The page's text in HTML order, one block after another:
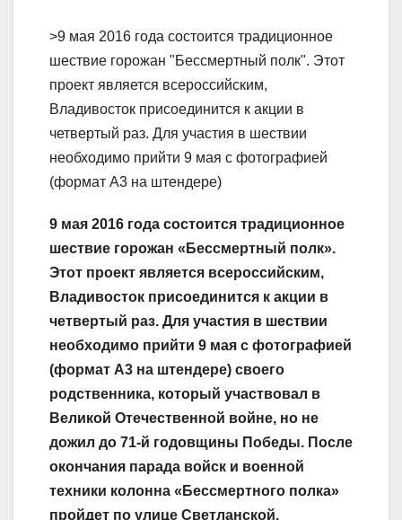
>9 мая 2016 года состоится традиционное
шествие горожан "Бессмертный полк". Этот
проект является всероссийским,
Владивосток присоединится к акции в
четвертый раз. Для участия в шествии
необходимо прийти 9 мая с фотографией
(формат А3 на штендере)
9 мая 2016 года состоится традиционное
шествие горожан «Бессмертный полк».
Этот проект является всероссийским,
Владивосток присоединится к акции в
четвертый раз. Для участия в шествии
необходимо прийти 9 мая с фотографией
(формат А3 на штендере) своего
родственника, который участвовал в
Великой Отечественной войне, но не
дожил до 71-й годовщины Победы. После
окончания парада войск и военной
техники колонна «Бессмертного полка»
пройдет по улице Светланской.